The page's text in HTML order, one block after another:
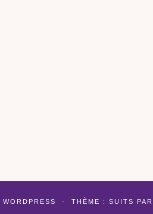
WORDPRESS · THÈME : SUITS PAR